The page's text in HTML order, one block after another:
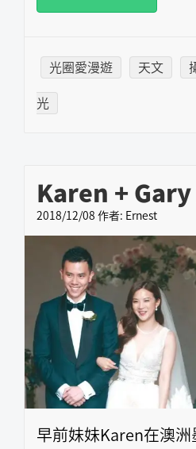
光圈愛漫遊 天文
光
Karen + Gary
2018/12/08 作者: Ernest
早前妹妹Karen在澳